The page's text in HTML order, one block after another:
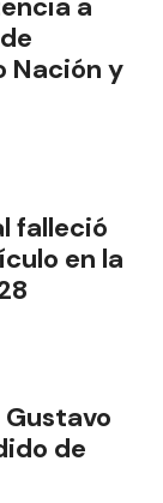
a
Nación y
falleció
en la
de